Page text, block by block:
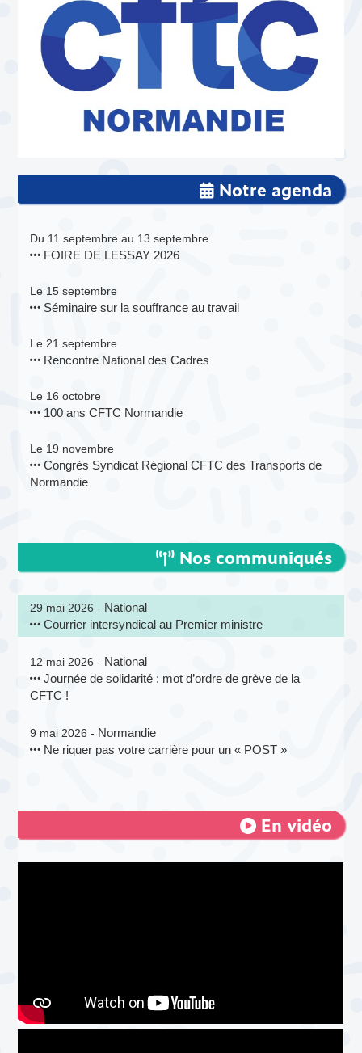
Notre agenda
Du 11 septembre au 13 septembre
FOIRE DE LESSAY 2026
Le 15 septembre
Séminaire sur la souffrance au travail
Le 21 septembre
Rencontre National des Cadres
Le 16 octobre
100 ans CFTC Normandie
Le 19 novembre
Congrès Syndicat Régional CFTC des Transports de
Normandie
Nos communiqués
29 mai 2026 - National
Courrier intersyndical au Premier ministre
12 mai 2026 - National
Journée de solidarité : mot d’ordre de grève de la
CFTC !
9 mai 2026 - Normandie
Ne riquer pas votre carrière pour un « POST »
En vidéo